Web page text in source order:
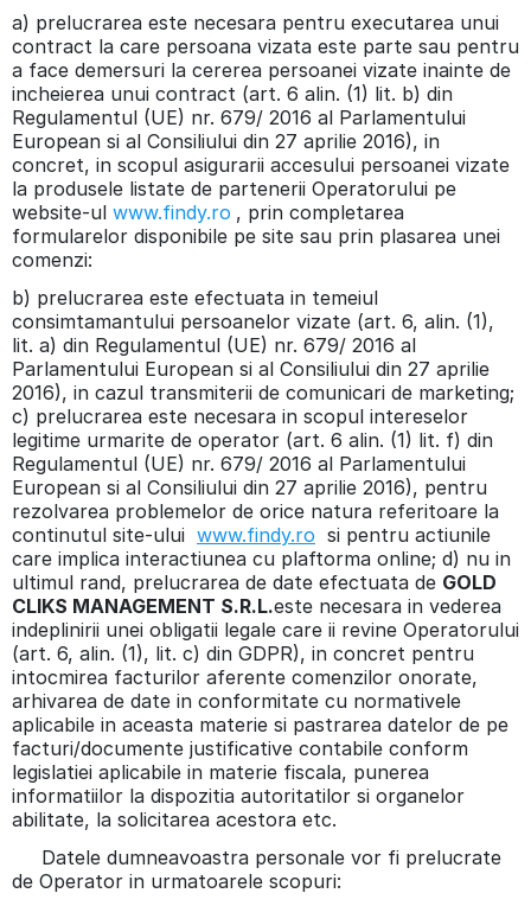
a) prelucrarea este necesara pentru executarea unui
contract la care persoana vizata este parte sau pentru
a face demersuri la cererea persoanei vizate inainte de
incheierea unui contract (art. 6 alin. (1) lit. b) din
Regulamentul (UE) nr. 679/ 2016 al Parlamentului
European si al Consiliului din 27 aprilie 2016), in
concret, in scopul asigurarii accesului persoanei vizate
la produsele listate de partenerii Operatorului pe
website-ul www.findy.ro , prin completarea
formularelor disponibile pe site sau prin plasarea unei
comenzi:
b) prelucrarea este efectuata in temeiul
consimtamantului persoanelor vizate (art. 6, alin. (1),
lit. a) din Regulamentul (UE) nr. 679/ 2016 al
Parlamentului European si al Consiliului din 27 aprilie
2016), in cazul transmiterii de comunicari de marketing;
c) prelucrarea este necesara in scopul intereselor
legitime urmarite de operator (art. 6 alin. (1) lit. f) din
Regulamentul (UE) nr. 679/ 2016 al Parlamentului
European si al Consiliului din 27 aprilie 2016), pentru
rezolvarea problemelor de orice natura referitoare la
continutul site-ului www.findy.ro si pentru actiunile
care implica interactiunea cu plaftorma online; d) nu in
ultimul rand, prelucrarea de date efectuata de GOLD
CLIKS MANAGEMENT S.R.L.este necesara in vederea
indeplinirii unei obligatii legale care ii revine Operatorului
(art. 6, alin. (1), lit. c) din GDPR), in concret pentru
intocmirea facturilor aferente comenzilor onorate,
arhivarea de date in conformitate cu normativele
aplicabile in aceasta materie si pastrarea datelor de pe
facturi/documente justificative contabile conform
legislatiei aplicabile in materie fiscala, punerea
informatiilor la dispozitia autoritatilor si organelor
abilitate, la solicitarea acestora etc.
Datele dumneavoastra personale vor fi prelucrate
de Operator in urmatoarele scopuri: